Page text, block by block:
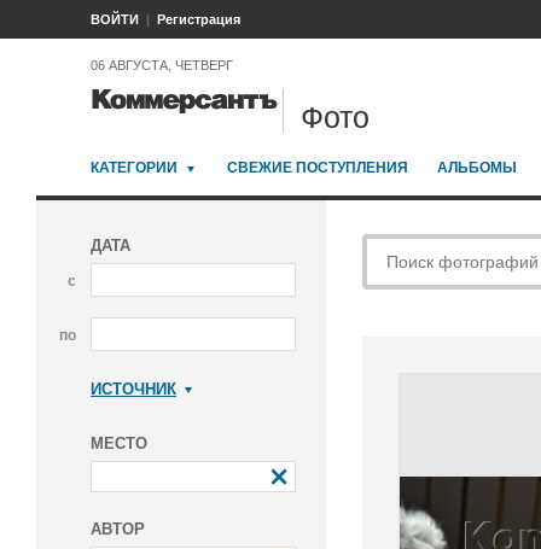
ВОЙТИ Регистрация
06 АВГУСТА, ЧЕТВЕРГ
Фото
КАТЕГОРИИ СВЕЖИЕ ПОСТУПЛЕНИЯ АЛЬБОМЫ
ДАТА
с
по
ИСТОЧНИК
МЕСТО
АВТОР